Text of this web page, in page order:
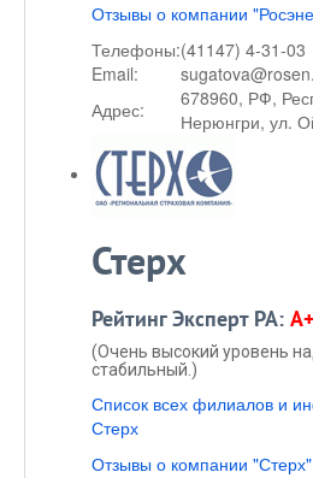
Отзывы о компании
Телефоны:(41147) 4-31-03
Email:
Адрес:
678960, РФ,
Нерюнгри, ул.
Стерх
Рейтинг Эксперт РА: A+
(Очень высокий уровень
стабильный.)
Список всех филиалов и
Стерх
Отзывы о компании "Стерх"